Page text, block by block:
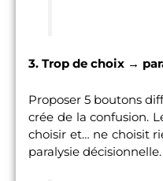
3. Trop de choix →
Proposer 5 boutons
crée de la confusion.
choisir et… ne choisit
paralysie décisionnelle.